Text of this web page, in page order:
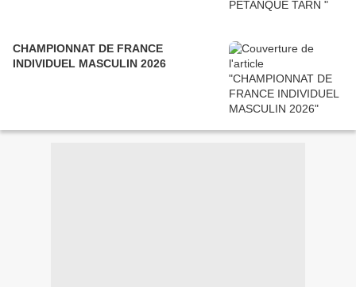
CHAMPIONNAT DE FRANCE
INDIVIDUEL MASCULIN 2026